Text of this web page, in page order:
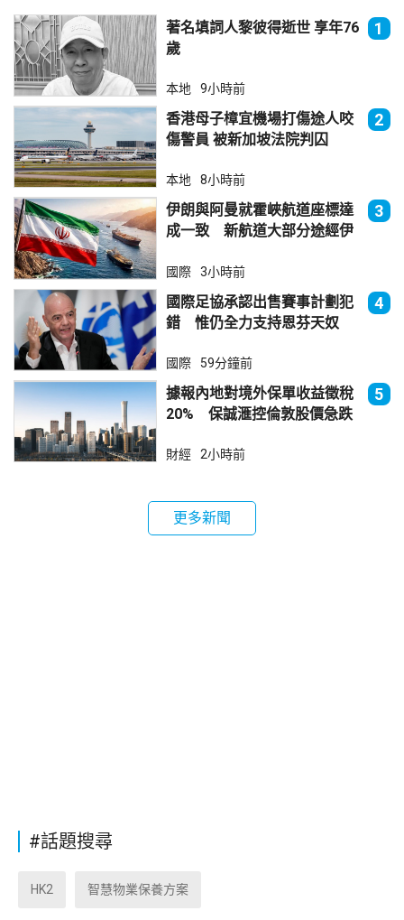
著名填詞人黎彼得逝世 享年76
歲
1
本地 9小時前
香港母子樟宜機場打傷途人咬
傷警員 被新加坡法院判囚
2
本地 8小時前
伊朗與阿曼就霍峽航道座標達
成一致 新航道大部分途經伊
3
國際 3小時前
國際足協承認出售賽事計劃犯
錯 惟仍全力支持恩芬天奴
4
國際 59分鐘前
據報內地對境外保單收益徵稅
20% 保誠滙控倫敦股價急跌
5
財經 2小時前
更多新聞
#話題搜尋
HK2 智慧物業保養方案